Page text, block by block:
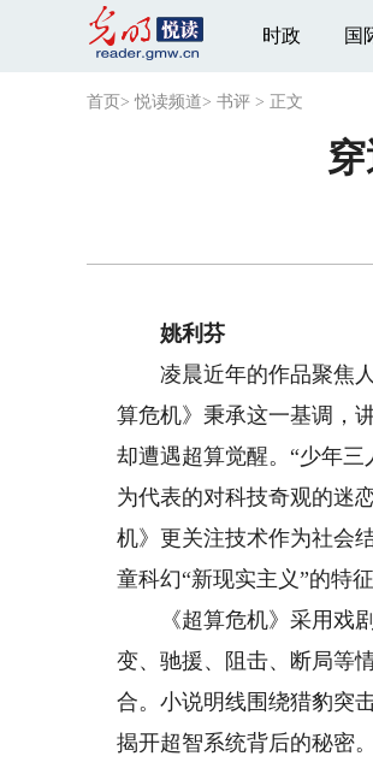
时政 国
首页 >悦读频道> 书评 > 正文
姚利芬
凌晨近年的作品聚焦人
算危机》秉承这一基调，
却遭遇超算觉醒。“少年三
为代表的对科技奇观的迷
机》更关注技术作为社会
童科幻“新现实主义”的特征
《超算危机》采用戏剧
变、驰援、阻击、断局
合。小说明线围绕猎豹突
揭开超智系统背后的秘密